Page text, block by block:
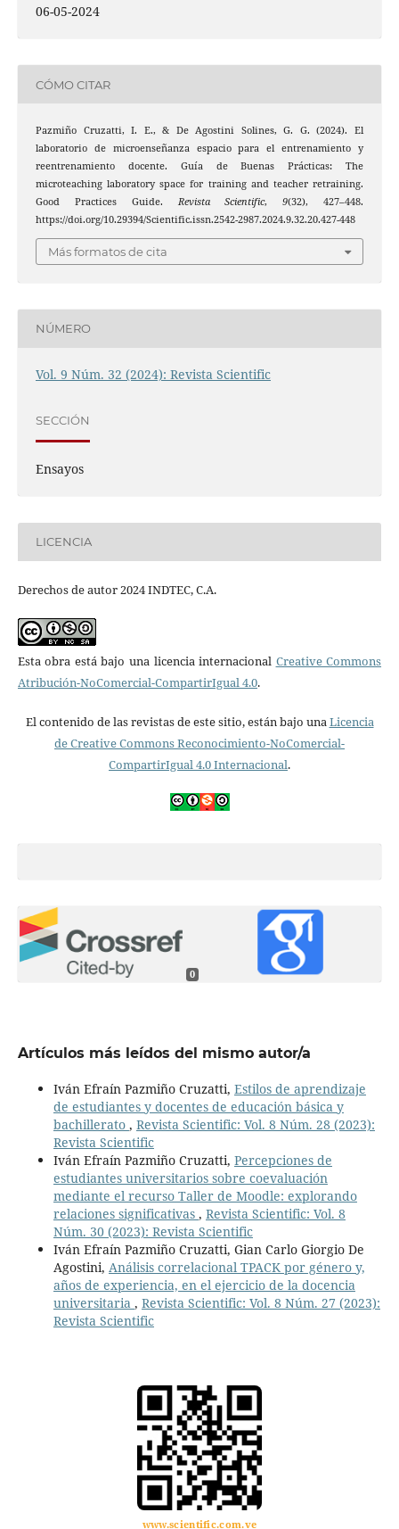
06-05-2024
CÓMO CITAR
Pazmiño Cruzatti, I. E., & De Agostini Solines, G. G. (2024). El
laboratorio de microenseñanza espacio para el entrenamiento y
reentrenamiento docente. Guía de Buenas Prácticas: The
microteaching laboratory space for training and teacher retraining.
Good Practices Guide. Revista Scientific,9(32), 427–448.
https://doi.org/10.29394/Scientific.issn.2542-2987.2024.9.32.20.427-448
Más formatos de cita
NÚMERO
Vol. 9 Núm. 32 (2024): Revista Scientific
SECCIÓN
Ensayos
LICENCIA
Derechos de autor 2024 INDTEC, C.A.
Esta obra está bajo una licencia internacional Creative Commons
Atribución-NoComercial-CompartirIgual 4.0.
El contenido de las revistas de este sitio, están bajo unaLicencia
de Creative Commons Reconocimiento-NoComercial-
CompartirIgual 4.0 Internacional.
0
Artículos más leídos del mismo autor/a
Iván Efraín Pazmiño Cruzatti, Estilos de aprendizaje
de estudiantes y docentes de educación básica y
bachillerato , Revista Scientific: Vol. 8 Núm. 28 (2023):
Revista Scientific
Iván Efraín Pazmiño Cruzatti, Percepciones de
estudiantes universitarios sobre coevaluación
mediante el recurso Taller de Moodle: explorando
relaciones significativas , Revista Scientific: Vol. 8
Núm. 30 (2023): Revista Scientific
Iván Efraín Pazmiño Cruzatti, Gian Carlo Giorgio De
Agostini, Análisis correlacional TPACK por género y,
años de experiencia, en el ejercicio de la docencia
universitaria , Revista Scientific: Vol. 8 Núm. 27 (2023):
Revista Scientific
www.scientific.com.ve